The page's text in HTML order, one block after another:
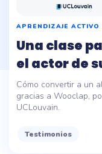
APRENDIZAJE ACTIVO
Una clase
el actor de
Cómo convertir a un
gracias a Wooclap,
UCLouvain.
Testimonios